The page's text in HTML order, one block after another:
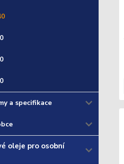
a specifikace
oleje pro osobní